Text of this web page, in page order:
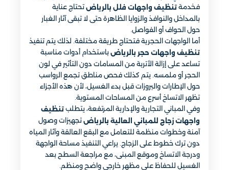
فخدمة تنظيف واجهات فلل بالرياض تحتاج عناية
بالمداخل والنوافذ والزوايا الظاهرة حتى لا تبقى آثار الغبار
حول الحواف أو الفواصل.
أما الواجهات الحجرية فتحتاج طريقة مختلفة. لذلك يتم تنفيذ
تنظيف واجهات حجر بالرياض باستخدام أدوات مناسبة
تساعد على إزالة الأتربة من المسامات دون التأثير في لون
الحجر أو ملمسه. يتم كذلك فحص مناطق تجمع الرواسب
حول الإطارات والبروزات قبل بدء الغسيل، لأن هذه الأجزاء
تظهر الاتساخ أسرع من المساحات المستوية.
وفي المباني التجارية والإدارية المرتفعة، يتطلب تنظيف
واجهات زجاج للمباني العالية بالرياض تجهيزات وصول
آمنة وخطوات منظمة للتعامل مع البقع العالقة وآثار المياه
دون ترك خطوط على الزجاج. يراعي التنفيذ مساحة الواجهة
ودرجة الاتساخ وموقع المبنى، مع مراجعة السطح بعد
الغسيل للحفاظ على مظهر خارجي واضح ومنظم.